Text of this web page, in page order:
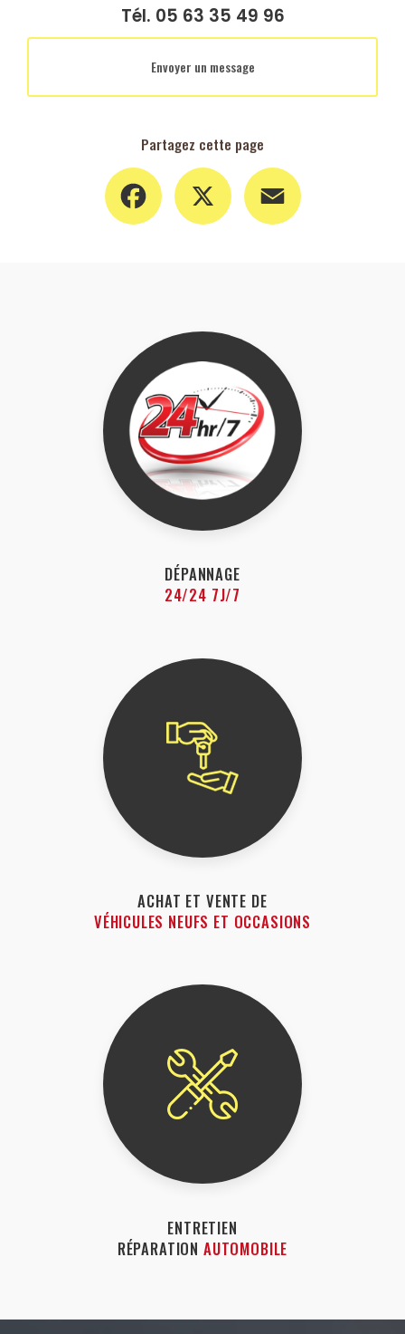
Tél. 05 63 35 49 96
Envoyer un message
Partagez cette page
Facebook
DÉPANNAGE
24/24 7J/7
ACHAT ET VENTE DE
VÉHICULES NEUFS ET OCCASIONS
ENTRETIEN
RÉPARATION AUTOMOBILE